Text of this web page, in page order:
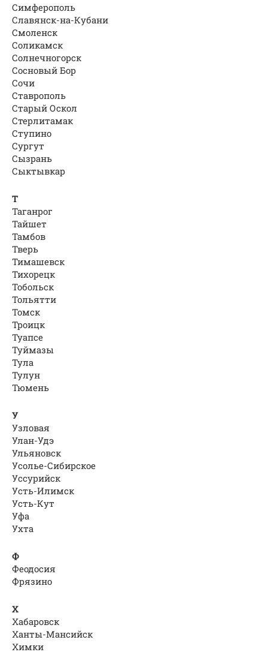
Симферополь
Славянск-на-Кубани
Смоленск
Соликамск
Солнечногорск
Сосновый Бор
Сочи
Ставрополь
Старый Оскол
Стерлитамак
Ступино
Сургут
Сызрань
Сыктывкар
Т
Таганрог
Тайшет
Тамбов
Тверь
Тимашевск
Тихорецк
Тобольск
Тольятти
Томск
Троицк
Туапсе
Туймазы
Тула
Тулун
Тюмень
У
Узловая
Улан-Удэ
Ульяновск
Усолье-Сибирское
Уссурийск
Усть-Илимск
Усть-Кут
Уфа
Ухта
Ф
Феодосия
Фрязино
Х
Хабаровск
Ханты-Мансийск
Химки